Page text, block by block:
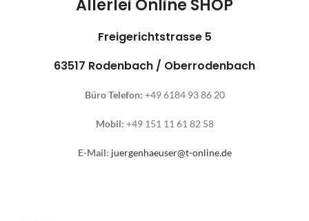
Allerlei Online SHOP
Freigerichtstrasse 5
63517 Rodenbach / Oberrodenbach
Büro Telefon: +49 6184 93 86 20
Mobil: +49 151 11 61 82 58
E-Mail: juergenhaeuser@t-online.de